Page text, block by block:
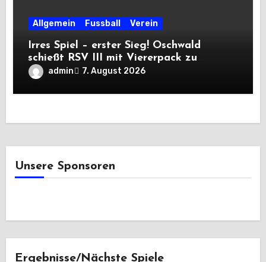
Allgemein Fussball Verein
Irres Spiel – erster Sieg! Oschwald
schießt RSV III mit Viererpack zu
Premiere
admin 7. August 2026
Unsere Sponsoren
Ergebnisse/Nächste Spiele